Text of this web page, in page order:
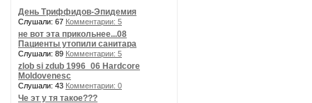
День Триффидов-Эпидемия
Слушали: 67 Комментарии: 5
не вот эта прикольнее...08
Пациенты утопили санитара
Слушали: 89 Комментарии: 5
zlob si zdub 1996_06 Hardcore
Moldovenesc
Слушали: 43 Комментарии: 0
Че эт у тя такое???